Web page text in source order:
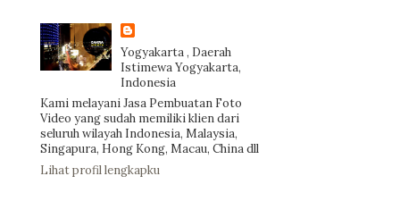
Yogyakarta , Daerah
Istimewa Yogyakarta,
Indonesia
Kami melayani Jasa Pembuatan Foto
Video yang sudah memiliki klien dari
seluruh wilayah Indonesia, Malaysia,
Singapura, Hong Kong, Macau, China dll
Lihat profil lengkapku